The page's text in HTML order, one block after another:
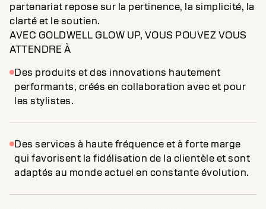
partenariat repose sur la pertinence, la simplicité, la
clarté et le soutien.
AVEC GOLDWELL GLOW UP, VOUS POUVEZ VOUS
ATTENDRE À
Des produits et des innovations hautement
performants, créés en collaboration avec et pour
les stylistes.
Des services à haute fréquence et à forte marge
qui favorisent la fidélisation de la clientèle et sont
adaptés au monde actuel en constante évolution.